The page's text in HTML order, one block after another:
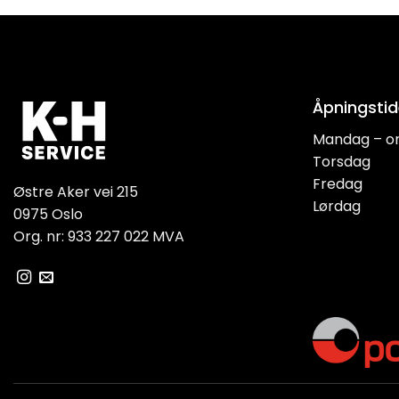
Østre Aker vei 215
0975 Oslo
Org. nr: 933 227 022 MVA
Mandag –
Torsdag
Fredag
Lørdag